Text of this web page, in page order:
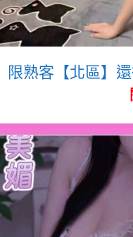
限熟客【北區】